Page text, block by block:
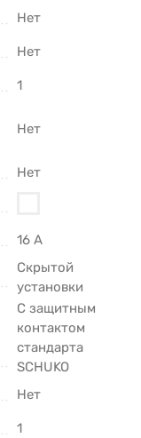
Нет
Нет
1
Нет
Нет
16 А
Скрытой
установки
С защитным
контактом
стандарта
SCHUKO
Нет
1